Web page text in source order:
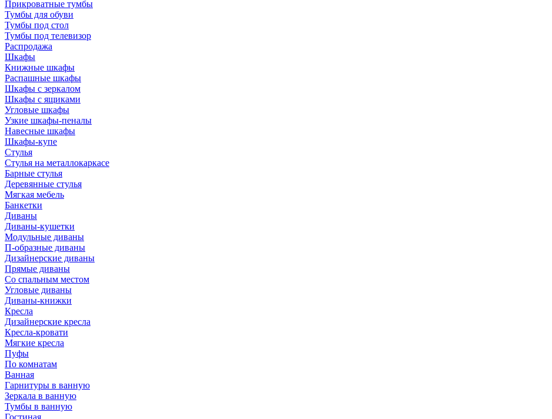
Прикроватные тумбы
Тумбы для обуви
Тумбы под стол
Тумбы под телевизор
Распродажа
Шкафы
Книжные шкафы
Распашные шкафы
Шкафы с зеркалом
Шкафы с ящиками
Угловые шкафы
Узкие шкафы-пеналы
Навесные шкафы
Шкафы-купе
Стулья
Стулья на металлокаркасе
Барные стулья
Деревянные стулья
Мягкая мебель
Банкетки
Диваны
Диваны-кушетки
Модульные диваны
П-образные диваны
Дизайнерские диваны
Прямые диваны
Со спальным местом
Угловые диваны
Диваны-книжки
Кресла
Дизайнерские кресла
Кресла-кровати
Мягкие кресла
Пуфы
По комнатам
Ванная
Гарнитуры в ванную
Зеркала в ванную
Тумбы в ванную
Гостиная